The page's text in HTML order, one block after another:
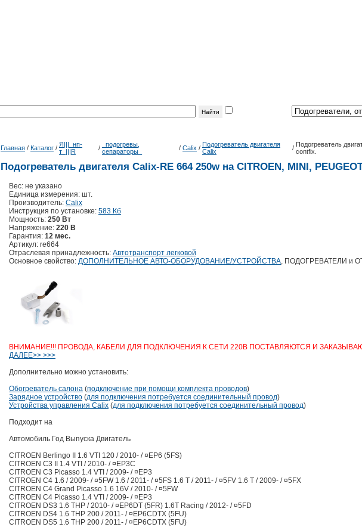
Главная / Каталог / Я|||_нп-
т_|||R
/ _подогревы,
сепараторы_
/ Calix / Подогреватель двигателя
Calix
/ Подогреватель
contfix.
Подогреватель двигателя Calix-RE 664 250w на CITROEN, MINI,
Вес: не указано
Единица измерения: шт.
Производитель: Calix
Инструкция по установке: 583 Кб
Мощность: 250 Вт
Напряжение: 220 В
Гарантия: 12 мес.
Артикул: re664
Отраслевая принадлежность: Автотранспорт легковой
Основное свойство: ДОПОЛНИТЕЛЬНОЕ АВТО-ОБОРУДОВАНИЕ/УСТРОЙСТВА, ПОДОГРЕВАТЕЛИ и
ВНИМАНИЕ!!! ПРОВОДА, КАБЕЛИ ДЛЯ ПОДКЛЮЧЕНИЯ К СЕТИ 220В ПОСТАВЛЯЮТСЯ И
ДАЛЕЕ>> >>>
Дополнительно можно установить:
Обогреватель салона (подключение при помощи комплекта проводов)
Зарядное устройство (для подключения потребуется соединительный провод)
Устройства управления Calix (для подключения потребуется соединительный провод)
Подходит на
Автомобиль Год Выпуска Двигатель
CITROEN Berlingo II 1.6 VTI 120 / 2010- / ¤EP6 (5FS)
CITROEN C3 II 1.4 VTI / 2010- / ¤EP3C
CITROEN C3 Picasso 1.4 VTI / 2009- / ¤EP3
CITROEN C4 1.6 / 2009- / ¤5FW 1.6 / 2011- / ¤5FS 1.6 T / 2011- / ¤5FV 1.6 T / 2009- / ¤5FX
CITROEN C4 Grand Picasso 1.6 16V / 2010- / ¤5FW
CITROEN C4 Picasso 1.4 VTI / 2009- / ¤EP3
CITROEN DS3 1.6 THP / 2010- / ¤EP6DT (5FR) 1.6T Racing / 2012- / ¤5FD
CITROEN DS4 1.6 THP 200 / 2011- / ¤EP6CDTX (5FU)
CITROEN DS5 1.6 THP 200 / 2011- / ¤EP6CDTX (5FU)